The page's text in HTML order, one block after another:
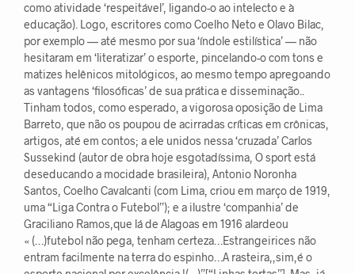
como atividade ‘respeitável’, ligando-o ao intelecto e à
educação). Logo, escritores como Coelho Neto e Olavo Bilac,
por exemplo — até mesmo por sua ‘índole estilística’ — não
hesitaram em ‘literatizar’ o esporte, pincelando-o com tons e
matizes helênicos mitológicos, ao mesmo tempo apregoando
as vantagens ‘filosóficas’ de sua prática e disseminação..
Tinham todos, como esperado, a vigorosa oposição de Lima
Barreto, que não os poupou de acirradas críticas em crônicas,
artigos, até em contos; a ele unidos nessa ‘cruzada’ Carlos
Sussekind (autor de obra hoje esgotadíssima, O sport está
deseducando a mocidade brasileira), Antonio Noronha
Santos, Coelho Cavalcanti (com Lima, criou em março de 1919,
uma “Liga Contra o Futebol”); e a ilustre ‘companhia’ de
Graciliano Ramos,que lá de Alagoas em 1916 alardeou
« (…)futebol não pega, tenham certeza…Estrangeirices não
entram facilmente na terra do espinho…A rasteira,,sim,é o